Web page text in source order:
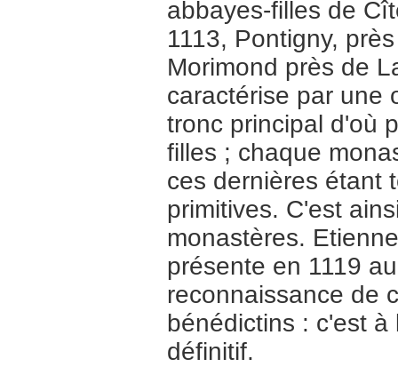
abbayes-filles de
1113, Pontigny,
Morimond près de
caractérise par une
tronc principal d'où
filles ; chaque
ces dernières étant
primitives. C'est
monastères.
présente en 1119
reconnaissance de
bénédictins : c'est
définitif.